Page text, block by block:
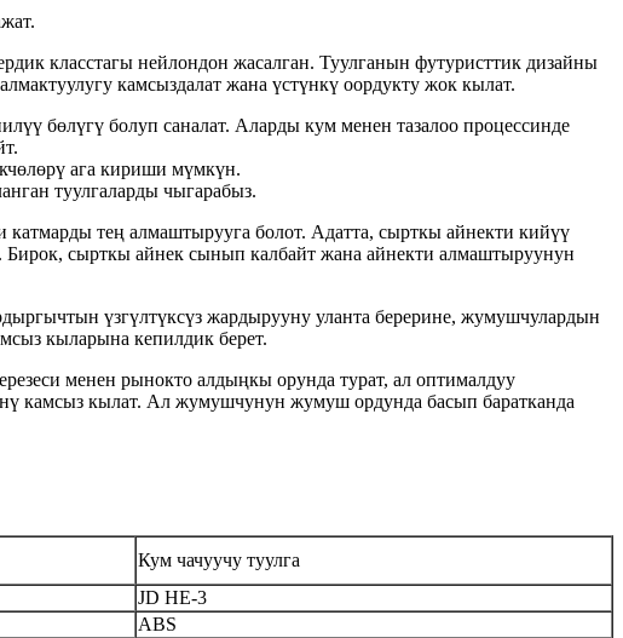
класстагы нейлондон жасалган. Туулганын футуристтик дизайны
камсыздалат жана үстүнкү оордукту жок кылат.
бөлүгү болуп саналат. Аларды кум менен тазалоо процессинде
ага кириши мүмкүн.
туулгаларды чыгарабыз.
тең алмаштырууга болот. Адатта, сырткы айнекти кийүү
сырткы айнек сынып калбайт жана айнекти алмаштыруунун
үзгүлтүксүз жардырууну уланта берерине, жумушчулардын
кыларына кепилдик берет.
менен рынокто алдыңкы орунда турат, ал оптималдуу
камсыз кылат. Ал жумушчунун жумуш ордунда басып баратканда
Кум чачуучу туулга
JD HE-3
ABS